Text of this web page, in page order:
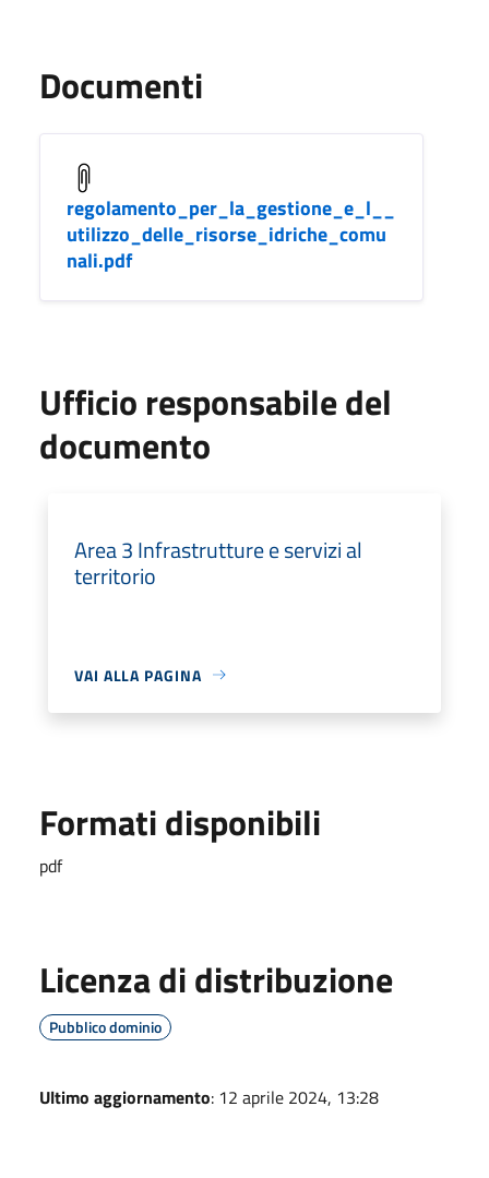
Documenti
regolamento_per_la_gestione_e_l__
utilizzo_delle_risorse_idriche_comu
nali.pdf
Ufficio responsabile del
documento
Area 3 Infrastrutture e servizi al
territorio
VAI ALLA PAGINA
Formati disponibili
pdf
Licenza di distribuzione
Pubblico dominio
Ultimo aggiornamento: 12 aprile 2024, 13:28